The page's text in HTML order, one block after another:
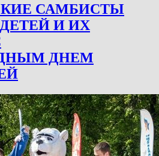
САМБИСТЫ
И ИХ
ДНЕМ